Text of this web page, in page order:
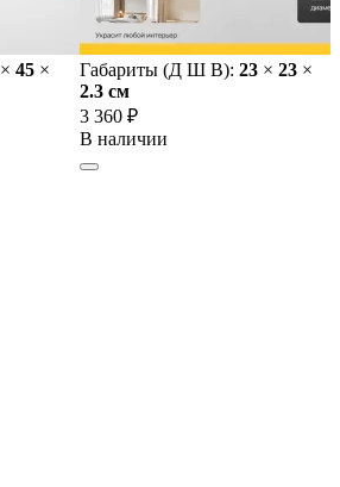
× 45 ×
Габариты (Д Ш В): 23 × 23 ×
2.3 cм
3 360 ₽
В наличии